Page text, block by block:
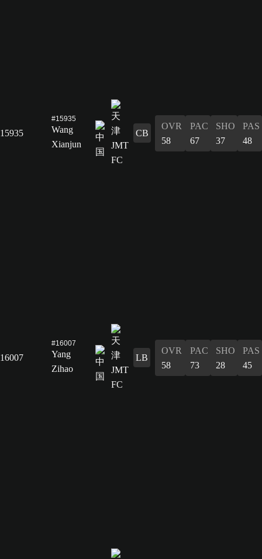
15935
#15935
Wang
Xianjun
CB
OVR
58
PAC
67
SHO
37
PAS
48
16007
#16007
Yang
Zihao
LB
OVR
58
PAC
73
SHO
28
PAS
45